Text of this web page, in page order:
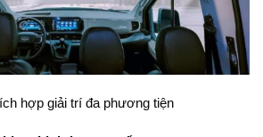
hợp giải trí đa phương tiện